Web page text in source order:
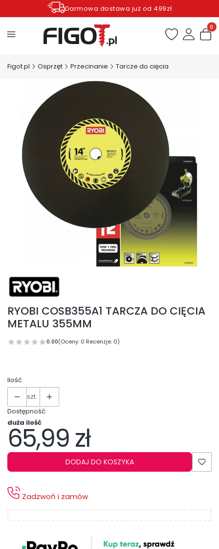
Darmowa dostawa już od 499zł
Zamów do godziny 12.00 wysyłka dziś*
Figot.pl Osprzęt Przecinanie Tarcze do cięcia
RYOBI COSB355A1 TARCZA DO CIĘCIA
METALU 355MM
0.00(Oceny: 0 Recenzje: 0)
Ilość
szt.
Dostępność:
duża ilość
Cena
65,99 zł
DODAJ DO KOSZYKA
Zadzwoń i zamów